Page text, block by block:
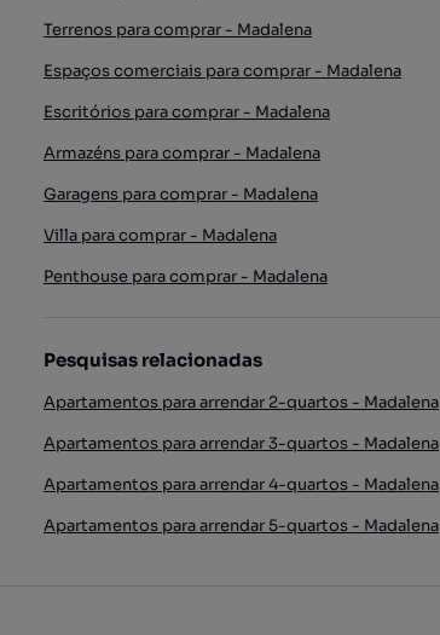
Terrenos para comprar - Madalena
Espaços comerciais para comprar - Madalena
Escritórios para comprar - Madalena
Armazéns para comprar - Madalena
Garagens para comprar - Madalena
Villa para comprar - Madalena
Penthouse para comprar - Madalena
Pesquisas relacionadas
Apartamentos para arrendar 2-quartos - Madalena
Apartamentos para arrendar 3-quartos - Madalena
Apartamentos para arrendar 4-quartos - Madalena
Apartamentos para arrendar 5-quartos - Madalena